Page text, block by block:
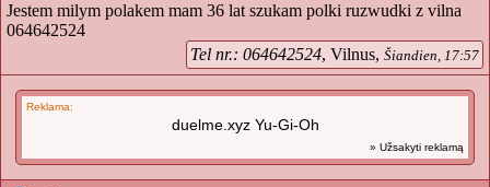
Jestem milym polakem mam 36 lat szukam polki ruzwudki z vilna
064642524
Tel nr.: 064642524, Vilnus, Šiandien, 17:57
Reklama:
duelme.xyz Yu-Gi-Oh
» Užsakyti reklamą